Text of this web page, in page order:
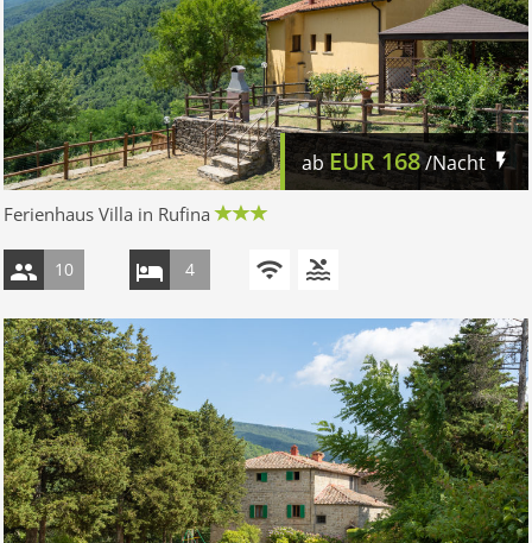
ab EUR 168/Nacht
Ferienhaus Villa in Rufina
10 4